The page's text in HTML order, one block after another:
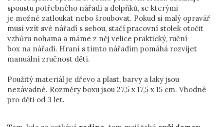
spoustu potřebného nářadí a dolpňků, se kterými
je možné zatloukat nebo šroubovat. Pokud si malý opravář
musí vzít své nářadí s sebou, stačí pracovní stolek otočit
vzhůru nohama a máme z něj velice praktický, ruční
box na nářadí. Hraní s tímto nářadím pomáhá rozvíjet
manuální zručnost dětí.
Použitý materiál je dřevo a plast, barvy a laky jsou
nezávadné. Rozměry boxu jsou 27,5 x 17,5 x 15 cm. Vhodné
pro děti od 3 let.